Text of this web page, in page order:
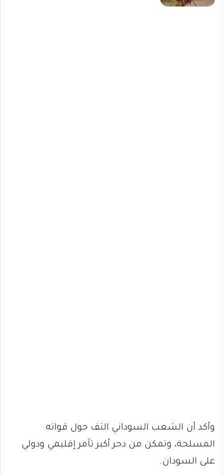
وأكد أن الشعب السوداني التف حول قواته
المسلحة، وتمكن من دحر أكبر تآمر إقليمي ودولي
على السودان.